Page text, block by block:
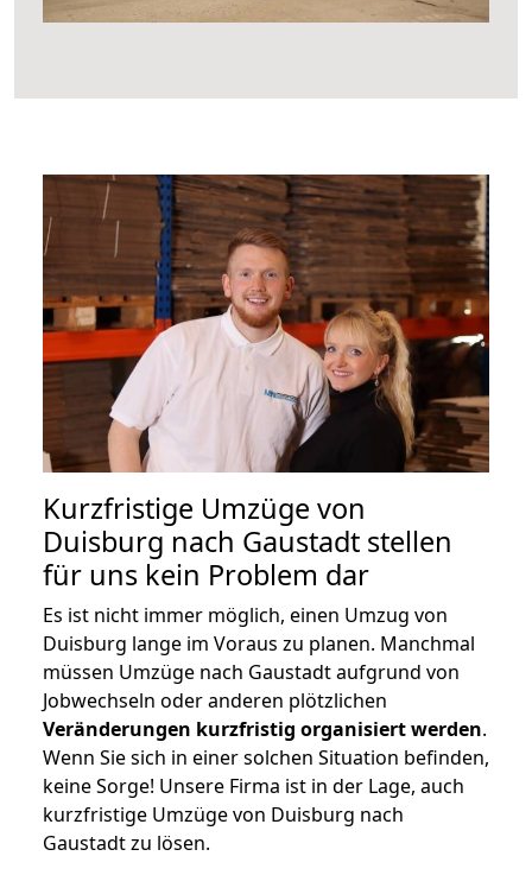
Kurzfristige Umzüge von
Duisburg nach Gaustadt stellen
für uns kein Problem dar
Es ist nicht immer möglich, einen Umzug von
Duisburg lange im Voraus zu planen. Manchmal
müssen Umzüge nach Gaustadt aufgrund von
Jobwechseln oder anderen plötzlichen
Veränderungen kurzfristig organisiert werden.
Wenn Sie sich in einer solchen Situation befinden,
keine Sorge! Unsere Firma ist in der Lage, auch
kurzfristige Umzüge von Duisburg nach
Gaustadt zu lösen.